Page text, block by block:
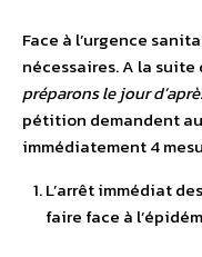
Face à l’urgence
nécessaires. A la
préparons le jour
pétition demandent
immédiatement 4
L’arrêt immédiat
faire face à